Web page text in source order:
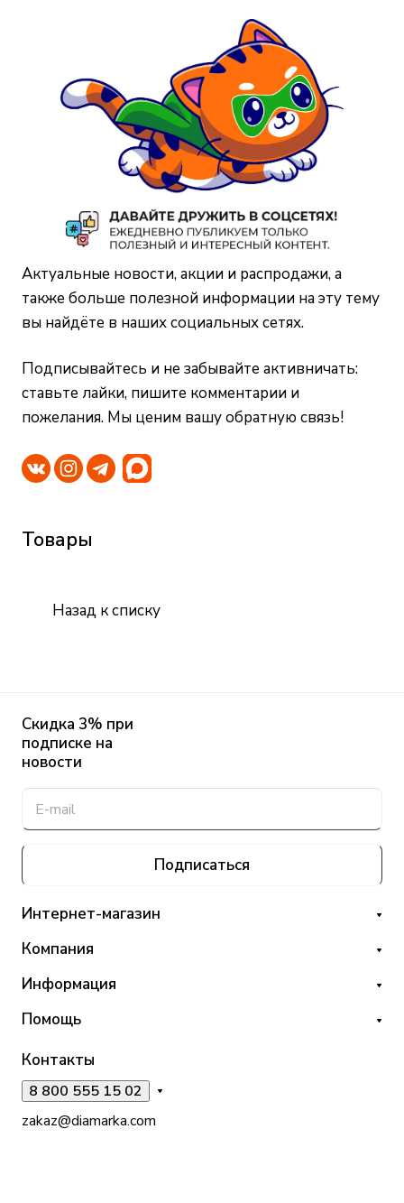
Актуальные новости, акции и распродажи, а
также больше полезной информации на эту тему
вы найдёте в наших социальных сетях.
Подписывайтесь и не забывайте активничать:
ставьте лайки, пишите комментарии и
пожелания. Мы ценим вашу обратную связь!
Товары
Назад к списку
Скидка 3% при
подписке на
новости
Подписаться
Интернет-магазин
Компания
Информация
Помощь
Контакты
8 800 555 15 02
zakaz@diamarka.com